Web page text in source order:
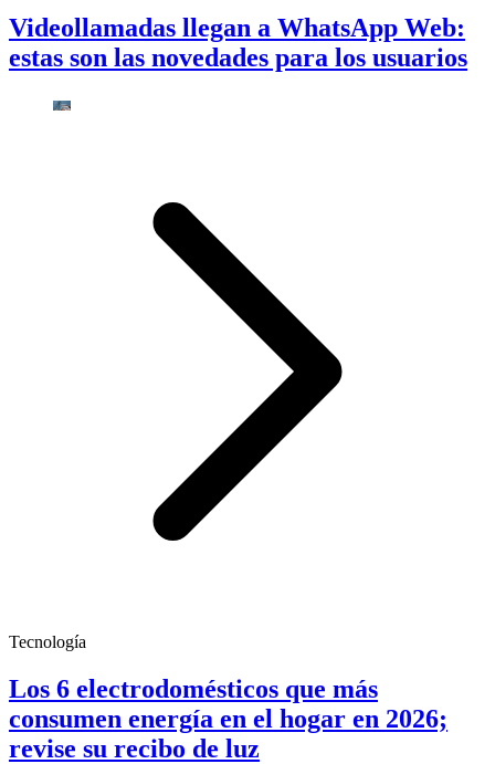
Videollamadas llegan a WhatsApp Web:
estas son las novedades para los usuarios
Tecnología
Los 6 electrodomésticos que más
consumen energía en el hogar en 2026;
revise su recibo de luz